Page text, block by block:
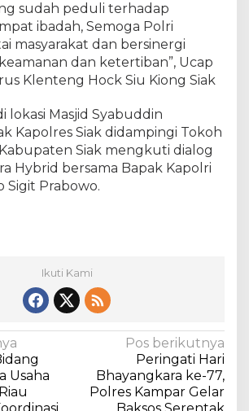
sudah peduli terhadap
ibadah, Semoga Polri
masyarakat dan bersinergi
dan ketertiban”, Ucap
Klenteng Hock Siu Kiong Siak
lokasi Masjid Syabuddin
Kapolres Siak didampingi Tokoh
Siak mengkuti dialog
Hybrid bersama Bapak Kapolri
Sigit Prabowo.
Ikuti Kami
Usaha
Pos berikutnya
Peringati Hari
Bhayangkara ke-77,
Polres Kampar Gelar